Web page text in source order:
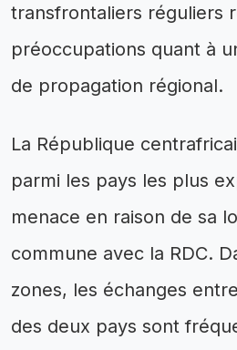
transfrontaliers réguliers
préoccupations quant à
de propagation régional.
La République
parmi les pays les plus
menace en raison de sa
commune avec la RDC.
zones, les échanges
des deux pays sont